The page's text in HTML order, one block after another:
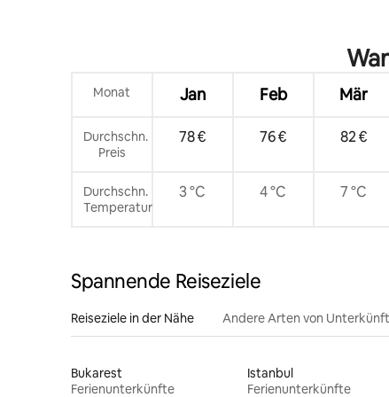
Monat Jan Feb Mär
Durchschn.
Preis
78 € 76 € 82 €
Durchschn.
Temperatur
3 °C 4 °C 7 °C
Spannende Reiseziele
Reiseziele in der Nähe Andere Arten von
Bukarest
Ferienunterkünfte
Istanbul
Ferienunterkünfte